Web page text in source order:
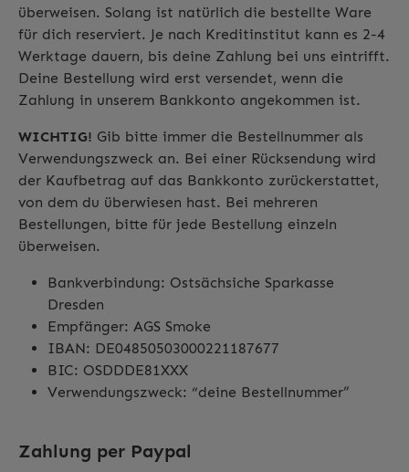
überweisen. Solang ist natürlich die bestellte Ware
für dich reserviert. Je nach Kreditinstitut kann es 2-4
Werktage dauern, bis deine Zahlung bei uns eintrifft.
Deine Bestellung wird erst versendet, wenn die
Zahlung in unserem Bankkonto angekommen ist.
WICHTIG! Gib bitte immer die Bestellnummer als
Verwendungszweck an. Bei einer Rücksendung wird
der Kaufbetrag auf das Bankkonto zurückerstattet,
von dem du überwiesen hast. Bei mehreren
Bestellungen, bitte für jede Bestellung einzeln
überweisen.
Bankverbindung: Ostsächsiche Sparkasse
Dresden
Empfänger: AGS Smoke
IBAN: DE04850503000221187677
BIC: OSDDDE81XXX
Verwendungszweck: “deine Bestellnummer”
Zahlung per Paypal